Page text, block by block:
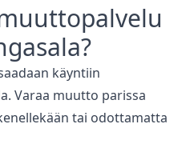
?
käyntiin
Varaa muutto parissa
tai odottamatta